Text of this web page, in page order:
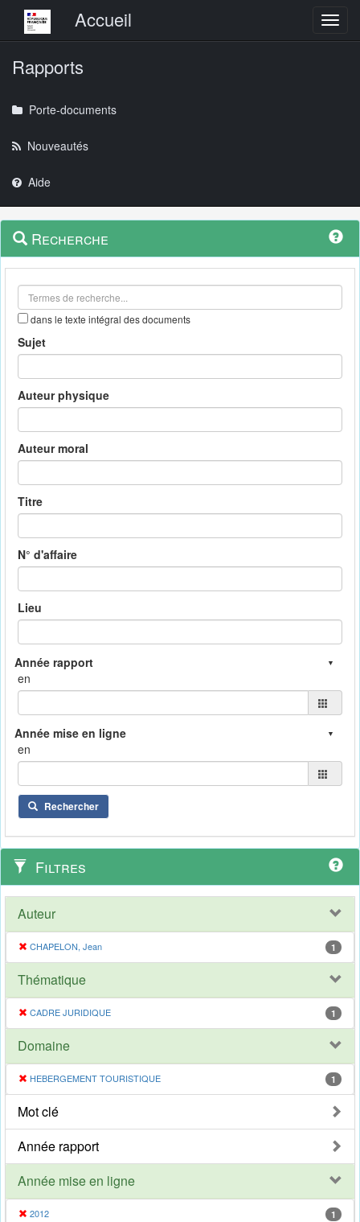
Menu principalAccueil
Rapports
Porte-documents
Nouveautés
Aide
Navigation
outils
Menu
contextuel
Recherche
dans le texte intégral des documents
Sujet
Auteur physique
Auteur moral
Titre
N° d'affaire
Lieu
en
en
Rechercher
Filtres
Auteur
CHAPELON, Jean 1
Thématique
CADRE JURIDIQUE 1
Domaine
HEBERGEMENT TOURISTIQUE 1
Mot clé
Année rapport
Année mise en ligne
2012 1